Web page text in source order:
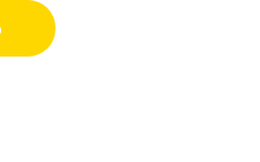
4 U quantity